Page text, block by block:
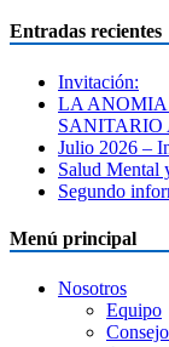
Entradas recientes
Invitación:
LA
SANITARIO
Julio 2026 –
Salud Mental
Segundo
Menú principal
Nosotros
Equipo